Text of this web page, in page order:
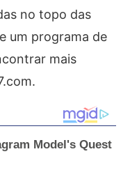
no topo das
um programa de
mais